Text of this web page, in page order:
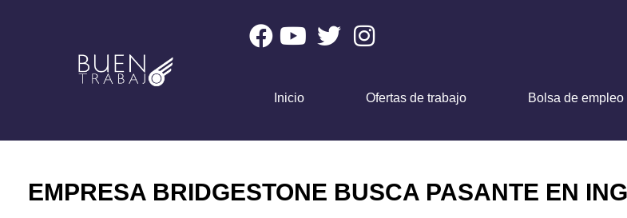
Inicio Ofertas de trabajo Bolsa de
EMPRESA BRIDGESTONE BUSCA PASANTE EN